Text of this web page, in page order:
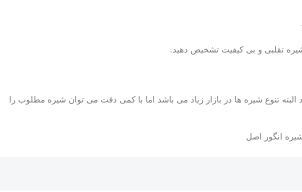
تنوع شیره ها در بازار زیاد می باشد اما با کمی دقت می توان شیره مطلوب را